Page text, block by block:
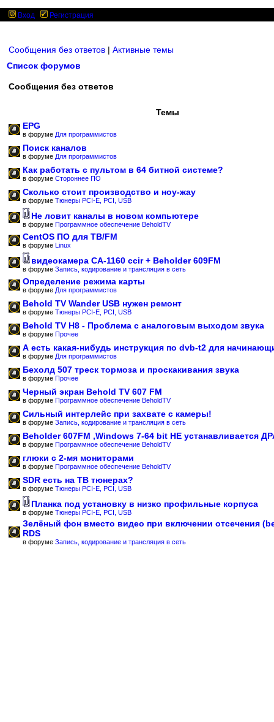
Вход Регистрация
Сообщения без ответов | Активные темы
Список форумов
Сообщения без ответов
Темы
EPG
в форуме Для программистов
Поиск каналов
в форуме Для программистов
Как работать с пультом в 64 битной системе?
в форуме Стороннее ПО
Сколько стоит производство и ноу-жау
в форуме Тюнеры PCI-E, PCI, USB
Не ловит каналы в новом компьютере
в форуме Программное обеспечение BeholdTV
CentOS ПО для ТВ/FM
в форуме Linux
видеокамера CA-1160 ccir + Beholder 609FM
в форуме Запись, кодирование и трансляция в сеть
Определение режима карты
в форуме Для программистов
Behold TV Wander USB нужен ремонт
в форуме Тюнеры PCI-E, PCI, USB
Behold TV H8 - Проблема с аналоговым выходом звука
в форуме Прочее
А есть какая-нибудь инструкция по dvb-t2 для
в форуме Для программистов
Бехолд 507 треск тормоза и проскакивания звука
в форуме Прочее
Черный экран Behold TV 607 FM
в форуме Программное обеспечение BeholdTV
Сильный интерлейс при захвате с камеры!
в форуме Запись, кодирование и трансляция в сеть
Beholder 607FM ,Windows 7-64 bit НЕ устанавливается
в форуме Программное обеспечение BeholdTV
глюки с 2-мя мониторами
в форуме Программное обеспечение BeholdTV
SDR есть на ТВ тюнерах?
в форуме Тюнеры PCI-E, PCI, USB
Планка под установку в низко профильные корпуса
в форуме Тюнеры PCI-E, PCI, USB
Зелёный фон вместо видео при включении отсечения
RDS
в форуме Запись, кодирование и трансляция в сеть